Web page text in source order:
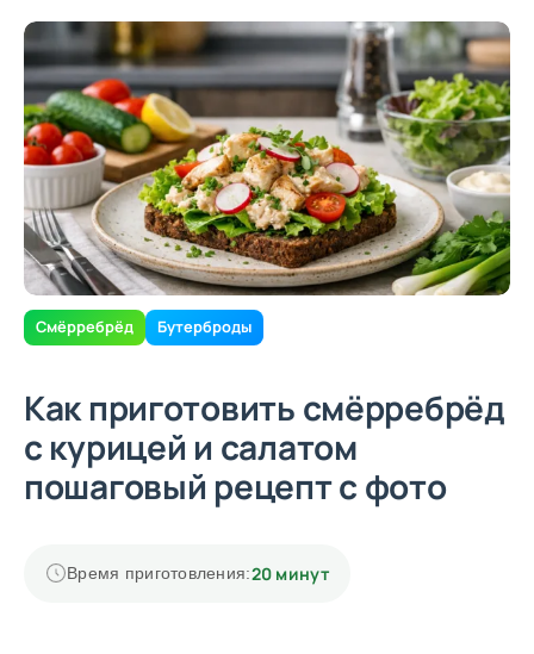
Смёрребрёд Бутерброды
Как приготовить смёрребрёд
с курицей и салатом
пошаговый рецепт с фото
Время приготовления:20 минут